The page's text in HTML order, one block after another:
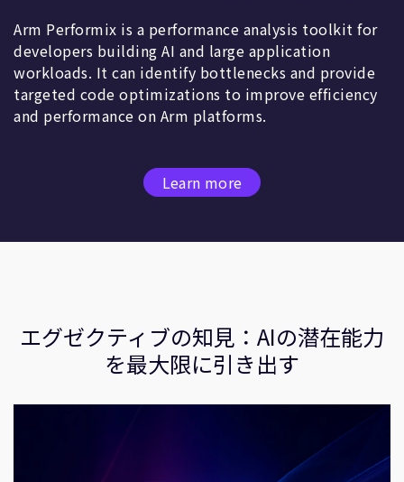
Arm Performix is a performance analysis toolkit for
developers building AI and large application
workloads. It can identify bottlenecks and provide
targeted code optimizations to improve efficiency
and performance on Arm platforms.
Learn more
エグゼクティブの知見：AIの潜在能力
を最大限に引き出す